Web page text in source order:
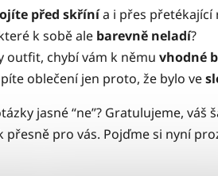
před skřínía i přes přetékající
k sobě ale barevně neladí?
outfit, chybí vám k němu vhodné
oblečení jen proto, že bylo ve
jasné “ne”? Gratulujeme,
přesně pro vás. Pojďme si nyní